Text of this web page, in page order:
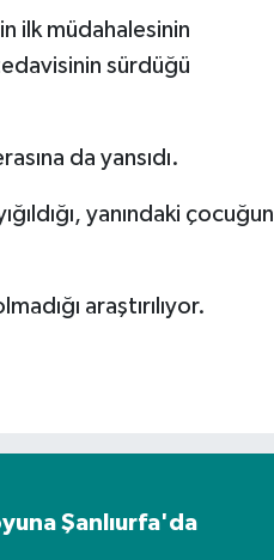
ilk müdahalesinin
sürdüğü
da yansıdı.
yanındaki çocuğun
araştırılıyor.
Şanlıurfa'da